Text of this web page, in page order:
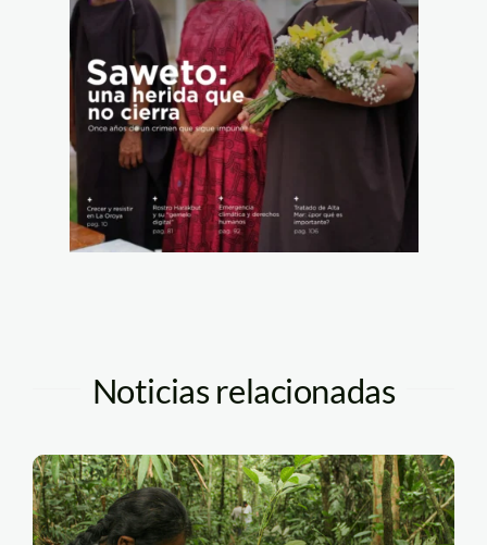
Noticias relacionadas